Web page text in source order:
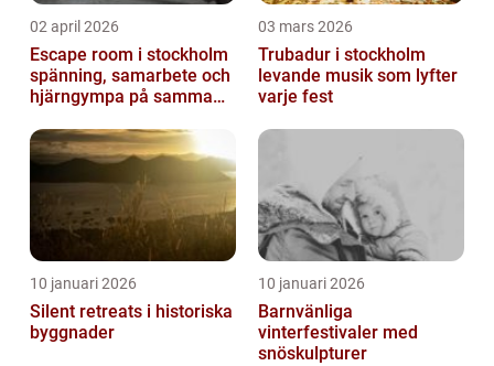
02 april 2026
Escape room i stockholm
spänning, samarbete och
hjärngympa på samma
03 mars 2026
Trubadur i stockholm
levande musik som lyfter
varje fest
10 januari 2026
Silent retreats i historiska
byggnader
10 januari 2026
Barnvänliga
vinterfestivaler med
snöskulpturer